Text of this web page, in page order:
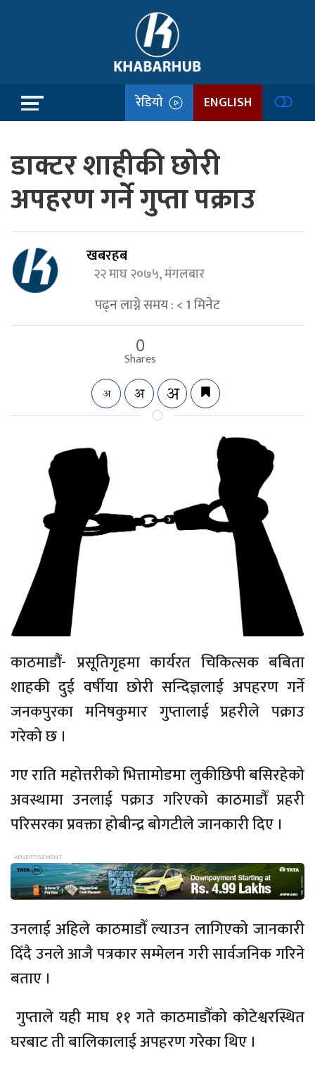
रेडियो ENGLISH
डाक्टर शाहीकी छोरी
अपहरण गर्ने गुप्ता पक्राउ
खबरहब
२२ माघ २०७५, मंगलबार
पढ्न लाग्ने समय :< 1मिनेट
0
Shares
काठमाडौं- प्रसूतिगृहमा कार्यरत चिकित्सक बबिता
शाहकी दुई वर्षीया छोरी सन्दिज्ञलाई अपहरण गर्ने
जनकपुरका मनिषकुमार गुप्तालाई प्रहरीले पक्राउ
गरेको छ ।
गए राति महोत्तरीको भित्तामोडमा लुकीछिपी बसिरहेको
अवस्थामा उनलाई पक्राउ गरिएको काठमाडौँ प्रहरी
परिसरका प्रवक्ता होबीन्द्र बोगटीले जानकारी दिए ।
उनलाई अहिले काठमाडौँ ल्याउन लागिएको जानकारी
दिँदै उनले आजै पत्रकार सम्मेलन गरी सार्वजनिक गरिने
बताए ।
गुप्ताले यही माघ ११ गते काठमाडौँको कोटेश्वरस्थित
घरबाट ती बालिकालाई अपहरण गरेका थिए ।